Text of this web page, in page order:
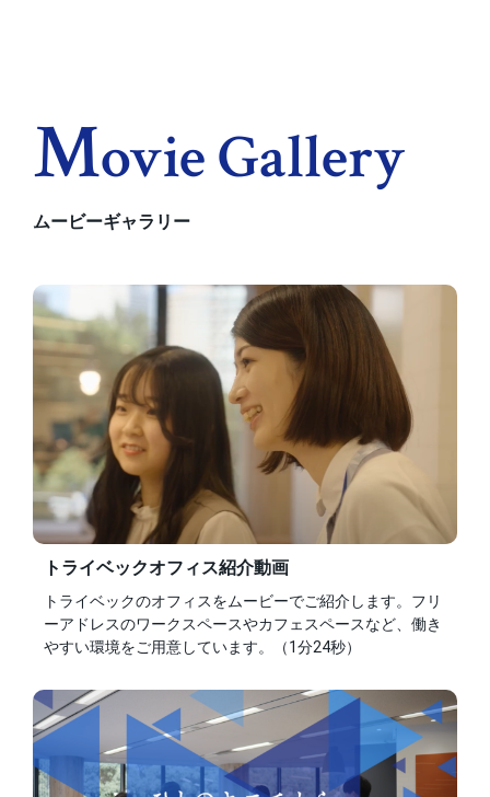
MOvie Gallery
ムービーギャラリー
トライベックオフィス紹介動画
トライベックのオフィスをムービーでご紹介します。フリ
ーアドレスのワークスペースやカフェスペースなど、働き
やすい環境をご用意しています。（1分24秒）